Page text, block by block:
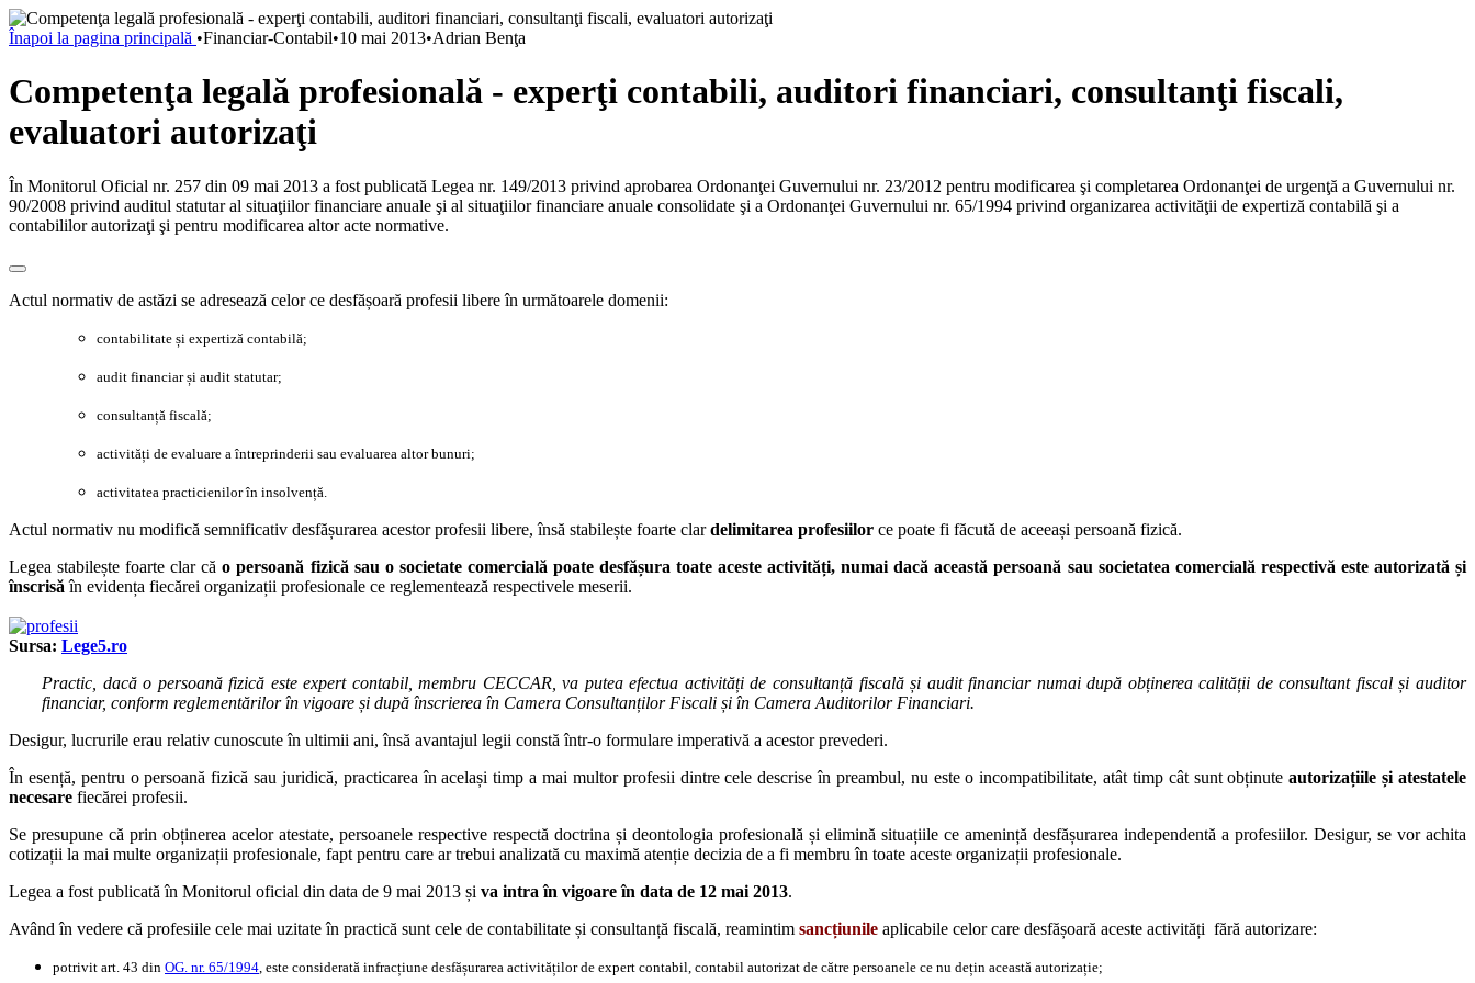
Înapoi la pagina principală •Financiar-Contabil•10 mai 2013•Adrian Benţa
Competenţa legală profesională - experţi contabili, auditori financiari, consultanţi fiscali,
evaluatori autorizaţi
În Monitorul Oficial nr. 257 din 09 mai 2013 a fost publicată Legea nr. 149/2013 privind aprobarea Ordonanţei Guvernului nr. 23/2012 pentru modificarea şi completarea Ordonanţei de urgenţă a Guvernului nr.
90/2008 privind auditul statutar al situaţiilor financiare anuale şi al situaţiilor financiare anuale consolidate şi a Ordonanţei Guvernului nr. 65/1994 privind organizarea activităţii de expertiză contabilă şi a
contabililor autorizaţi şi pentru modificarea altor acte normative.
Actul normativ de astăzi se adresează celor ce desfășoară profesii libere în următoarele domenii:
contabilitate și expertiză contabilă;
audit financiar și audit statutar;
consultanță fiscală;
activități de evaluare a întreprinderii sau evaluarea altor bunuri;
activitatea practicienilor în insolvență.
Actul normativ nu modifică semnificativ desfășurarea acestor profesii libere, însă stabilește foarte clardelimitarea profesiilor ce poate fi făcută de aceeași persoană fizică.
Legea stabilește foarte clar căo persoană fizică sau o societate comercială poate desfășura toate aceste activități, numai dacă această persoană sau societatea comercială respectivă este autorizată și
înscrisă în evidența fiecărei organizații profesionale ce reglementează respectivele meserii.
Sursa: Lege5.ro
Practic, dacă o persoană fizică este expert contabil, membru CECCAR, va putea efectua activități de consultanță fiscală și audit financiar numai după obținerea calității de consultant fiscal și auditor
financiar, conform reglementărilor în vigoare și după înscrierea în Camera Consultanților Fiscali și în Camera Auditorilor Financiari.
Desigur, lucrurile erau relativ cunoscute în ultimii ani, însă avantajul legii constă într-o formulare imperativă a acestor prevederi.
În esență, pentru o persoană fizică sau juridică, practicarea în același timp a mai multor profesii dintre cele descrise în preambul, nu este o incompatibilitate, atât timp cât sunt obținuteautorizațiile și atestatele
necesare fiecărei profesii.
Se presupune că prin obținerea acelor atestate, persoanele respective respectă doctrina și deontologia profesională și elimină situațiile ce amenință desfășurarea independentă a profesiilor. Desigur, se vor achita
cotizații la mai multe organizații profesionale, fapt pentru care ar trebui analizată cu maximă atenție decizia de a fi membru în toate aceste organizații profesionale.
Legea a fost publicată în Monitorul oficial din data de 9 mai 2013 și va intra în vigoare în data de 12 mai 2013.
Având în vedere că profesiile cele mai uzitate în practică sunt cele de contabilitate și consultanță fiscală, reamintim sancțiunile aplicabile celor care desfășoară aceste activități fără autorizare:
potrivit art. 43 din OG. nr. 65/1994 , este considerată infracțiune desfășurarea activităților de expert contabil, contabil autorizat de către persoanele ce nu dețin această autorizație;